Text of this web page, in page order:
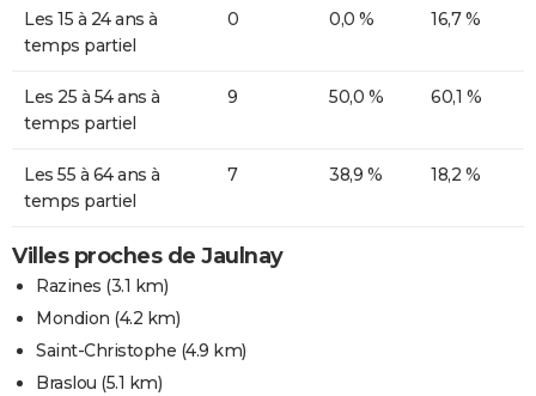
Les 15 à 24 ans à
temps partiel
0 0,0 % 16,7 %
Les 25 à 54 ans à
temps partiel
9 50,0 % 60,1 %
Les 55 à 64 ans à
temps partiel
7 38,9 % 18,2 %
Villes proches de Jaulnay
Razines (3.1 km)
Mondion (4.2 km)
Saint-Christophe (4.9 km)
Braslou (5.1 km)